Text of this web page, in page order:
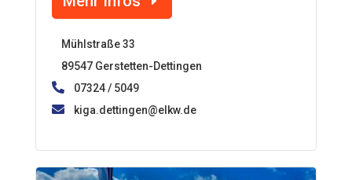
Mühlstraße 33
89547 Gerstetten-Dettingen
07324 / 5049
kiga.dettingen@elkw.de